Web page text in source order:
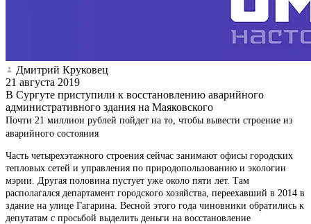
Дмитрий Круковец
21 августа 2019
В Сургуте приступили к восстановлению аварийного
административного здания на Маяковского
Почти 21 миллион рублей пойдет на то, чтобы вывести строение из
аварийного состояния
Часть четырехэтажного строения сейчас занимают офисы городских
тепловых сетей и управления по природопользованию и экологии
мэрии. Другая половина пустует уже около пяти лет. Там
располагался департамент городского хозяйства, переехавший в 2014 в
здание на улице Гагарина. Весной этого года чиновники обратились к
депутатам с просьбой выделить деньги на восстановление